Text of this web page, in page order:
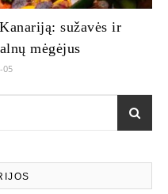
sužavės ir
mėgėjus
05